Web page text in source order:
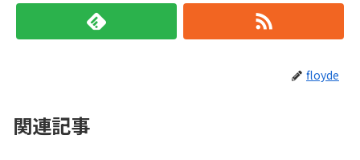
floyde
関連記事